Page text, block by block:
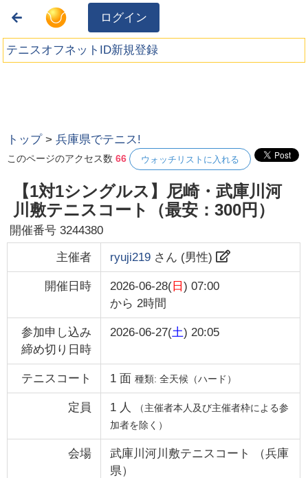
ログイン
テニスオフネットID新規登録
トップ >兵庫県でテニス!
このページのアクセス数66 ウォッチリストに入れる
【1対1シングルス】尼崎・武庫川河
川敷テニスコート（最安：300円）
開催番号3244380
主催者 ryuji219さん (男性)
開催日時 2026-06-28(日 ) 07:00
から 2時間
参加申し込み
締め切り日時
2026-06-27(土) 20:05
テニスコート 1面 種類: 全天候（ハード）
定員 1 人
（主催者本人及び主催者枠による参
加者を除く）
会場 武庫川河川敷テニスコート （兵庫
県）